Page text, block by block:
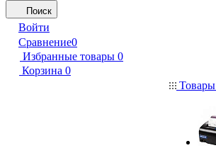
Поиск
Войти
Сравнение0
Избранные товары 0
Корзина 0
Товары